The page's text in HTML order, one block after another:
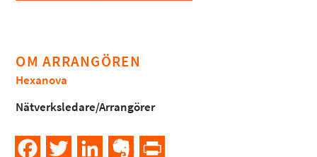
OM ARRANGÖREN
Hexanova
Nätverksledare/Arrangörer
FacebookTwitter LinkedInEvernote